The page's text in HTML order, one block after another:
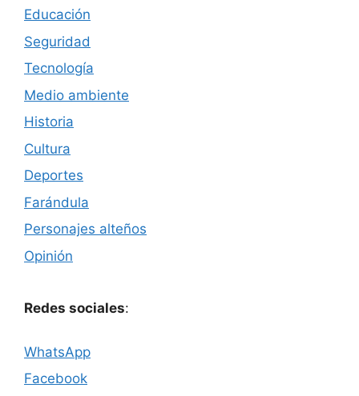
Educación
Seguridad
Tecnología
Medio ambiente
Historia
Cultura
Deportes
Farándula
Personajes alteños
Opinión
Redes sociales:
WhatsApp
Facebook